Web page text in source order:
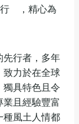
行 ，精心為
先行者，多年
致力於在全球
具特色且令
且經驗豐富
種風土人情都